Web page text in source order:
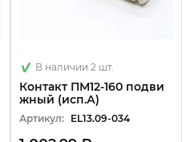
В наличии 2 шт.
Контакт ПМ12-160 подви
жный (исп.А)
Артикул: EL13.09-034